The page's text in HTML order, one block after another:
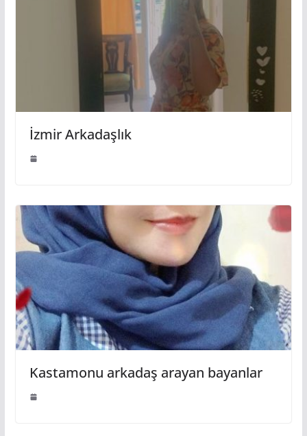
İzmir Arkadaşlık
Kastamonu arkadaş arayan bayanlar